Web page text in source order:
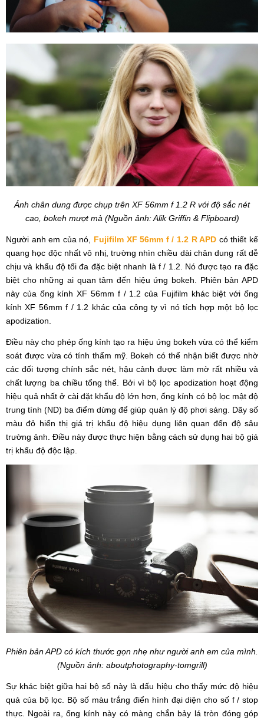
Ảnh chân dung được chụp trên XF 56mm f 1.2 R với độ sắc nét
cao, bokeh mượt mà (Nguồn ảnh: Alik Griffin & Flipboard)
Người anh em của nó, Fujifilm XF 56mm f / 1.2 R APD có thiết kế
quang học độc nhất vô nhị, trường nhìn chiều dài chân dung rất dễ
chịu và khẩu độ tối đa đặc biệt nhanh là f / 1.2. Nó được tạo ra đặc
biệt cho những ai quan tâm đến hiệu ứng bokeh. Phiên bản APD
này của ống kính XF 56mm f / 1.2 của Fujifilm khác biệt với ống
kính XF 56mm f / 1.2 khác của công ty vì nó tích hợp một bộ lọc
apodization.
Điều này cho phép ống kính tạo ra hiệu ứng bokeh vừa có thể kiểm
soát được vừa có tính thẩm mỹ. Bokeh có thể nhận biết được nhờ
các đối tượng chính sắc nét, hậu cảnh được làm mờ rất nhiều và
chất lượng ba chiều tổng thể. Bởi vì bộ lọc apodization hoạt động
hiệu quả nhất ở cài đặt khẩu độ lớn hơn, ống kính có bộ lọc mật độ
trung tính (ND) ba điểm dừng để giúp quản lý độ phơi sáng. Dãy số
màu đỏ hiển thị giá trị khẩu độ hiệu dụng liên quan đến độ sâu
trường ảnh. Điều này được thực hiện bằng cách sử dụng hai bộ giá
trị khẩu độ độc lập.
Phiên bản APD có kích thước gọn nhẹ như người anh em của mình.
(Nguồn ảnh: aboutphotography-tomgrill)
Sự khác biệt giữa hai bộ số này là dấu hiệu cho thấy mức độ hiệu
quả của bộ lọc. Bộ số màu trắng điển hình đại diện cho số f / stop
thực. Ngoài ra, ống kính này có màng chắn bảy lá tròn đóng góp